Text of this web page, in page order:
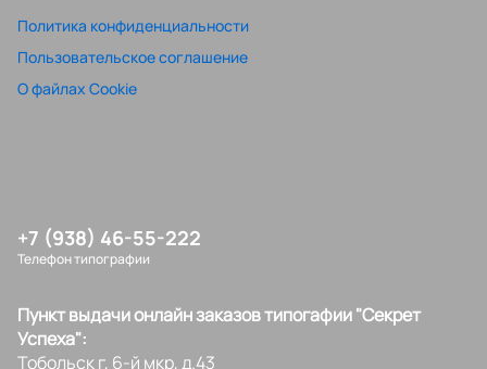
Политика конфиденциальности
Пользовательское соглашение
О файлах Cookie
+7 (938) 46-55-222
Телефон типографии
Пункт выдачи онлайн заказов типогафии "Секрет
Успеха":
Тобольск г, 6-й мкр, д.43